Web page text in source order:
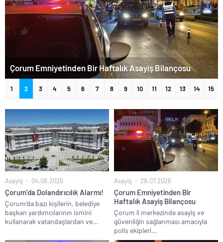
Çorum Emniyetinden Bir Haftalık Asayiş Bilançosu
1 2 3 4 5 6 7 8 9 10 11 12 13 14 15
Asayiş 04.08.2026
Çorum’da Dolandırıcılık Alarmı!
Çorum’da bazı kişilerin, belediye
başkan yardımcılarının ismini
kullanarak vatandaşlardan ve...
Asayiş 28.07.2026
Çorum Emniyetinden Bir
Haftalık Asayiş Bilançosu
Çorum il merkezinde asayiş ve
güvenliğin sağlanması amacıyla
polis ekipleri...